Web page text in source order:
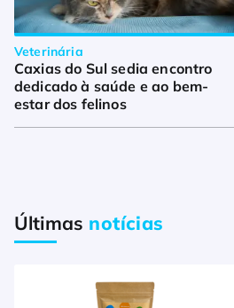
Veterinária
Caxias do Sul sedia encontro
dedicado à saúde e ao bem-
estar dos felinos
Últimas notícias